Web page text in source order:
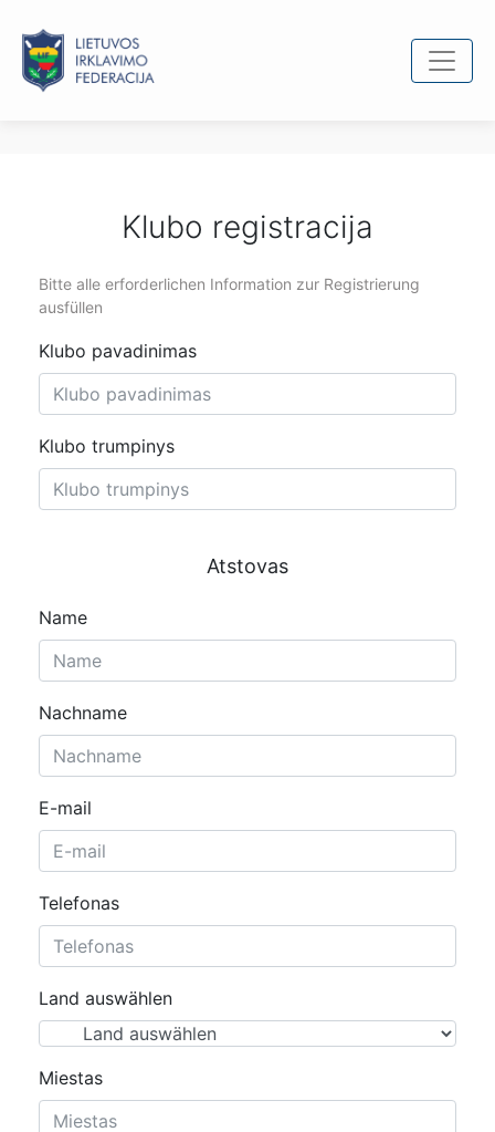
Klubo registracija
Bitte alle erforderlichen Information zur Registrierung
ausfüllen
Klubo pavadinimas
Klubo trumpinys
Atstovas
Name
Nachname
E-mail
Telefonas
Land auswählen
Miestas